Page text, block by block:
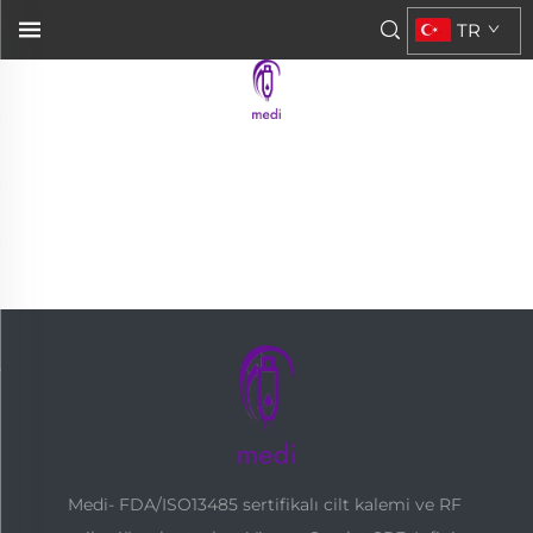
TR
Medi- FDA/ISO13485 sertifikalı cilt kalemi ve RF